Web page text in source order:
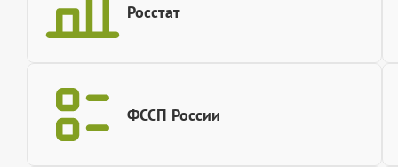
Росстат
ФССП России